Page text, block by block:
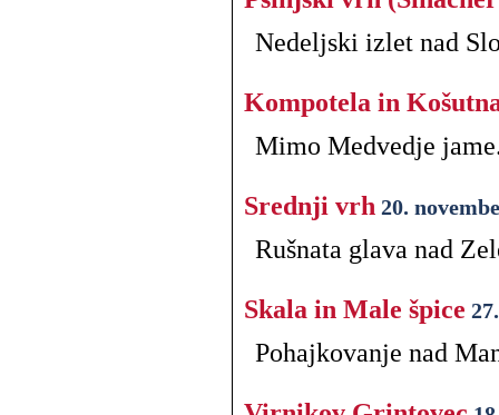
Nedeljski izlet nad
Kompotela in
Mimo Medvedje
Srednji vrh 20.
Rušnata glava nad
Skala in Male špice
Pohajkovanje nad